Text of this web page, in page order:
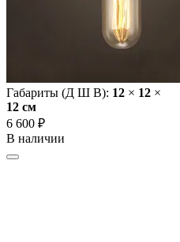
Габариты (Д Ш В): 12 × 12 ×
12 cм
6 600 ₽
В наличии